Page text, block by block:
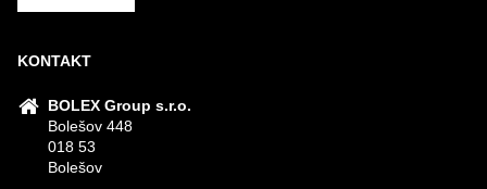
KONTAKT
BOLEX Group s.r.o.
Bolešov 448
018 53
Bolešov